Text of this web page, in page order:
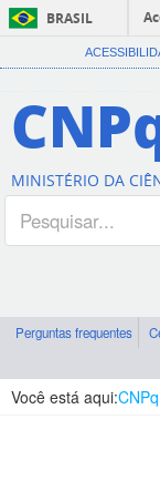
BRASIL
MINISTÉRIO DA
Perguntas frequentes
Você está aqui:CNPq